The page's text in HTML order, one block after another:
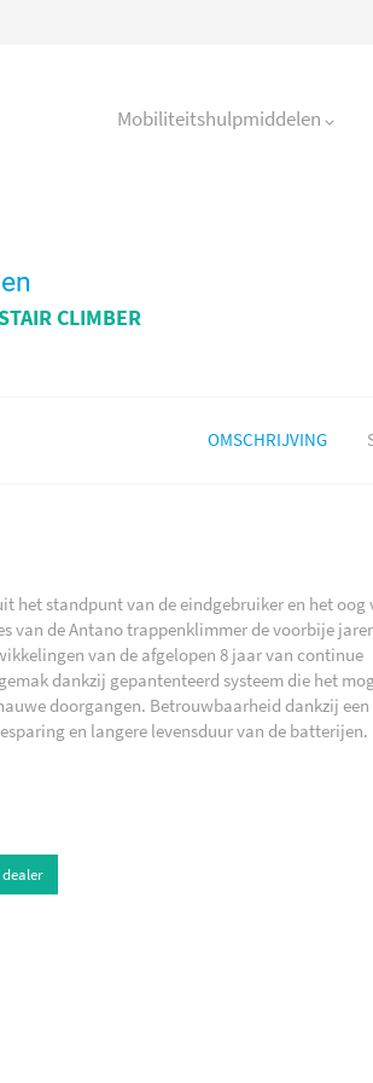
Mobiliteitshulpmiddelen
CLIMBER
OMSCHRIJVING
het standpunt van de eindgebruiker en het oog
van de Antano trappenklimmer de voorbije
van de afgelopen 8 jaar van continue
dankzij gepantenteerd systeem die het
doorgangen. Betrouwbaarheid dankzij
en langere levensduur van de batterijen.